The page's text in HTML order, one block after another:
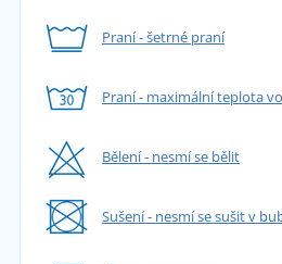
Praní - šetrné praní
Praní - maximální teplota
Bělení - nesmí se bělit
Sušení - nesmí se sušit v